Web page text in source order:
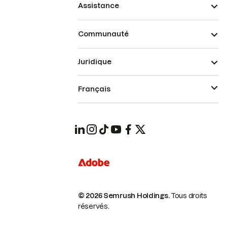
Assistance
Communauté
© 2026 Semrush Holdings.Tous droits
réservés.
Juridique
Français